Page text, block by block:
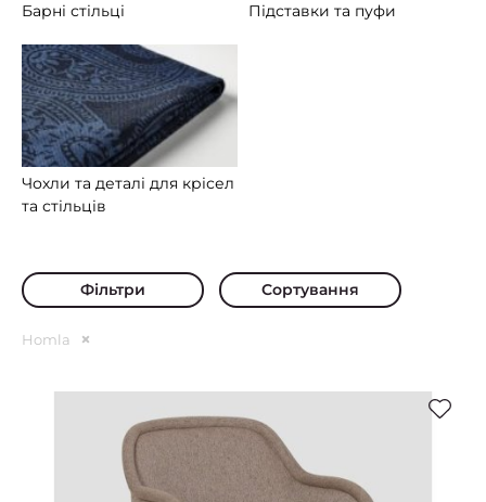
Барні стільці Підставки та пуфи
Чохли та деталі для крісел
та стільців
Фільтри Сортування
Homla